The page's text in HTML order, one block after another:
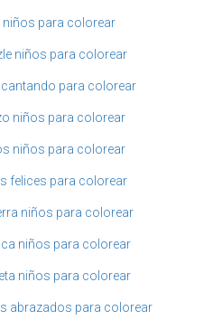
niños para colorear
niños para colorear
para colorear
niños para colorear
niños para colorear
felices para colorear
niños para colorear
niños para colorear
niños para colorear
abrazados para colorear